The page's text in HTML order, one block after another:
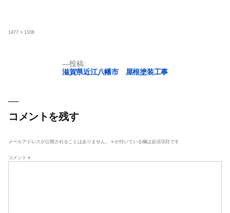
フ
1477 × 1108
ビ
シ
ン
投稿:
滋賀県近江八幡市 屋根塗装工事
コメントを残す
メールアドレスが公開されることはありません。 ※ が付いている欄は必須項目です
コメント ※